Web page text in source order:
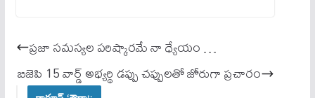
ok A
pp
ప్రజా సమస్యల పరిష్కారమే నా ధ్యేయం …
బిజెపి 15 వార్డ్ అభ్యర్థి డప్పు చప్పులతో జోరుగా ప్రచారం